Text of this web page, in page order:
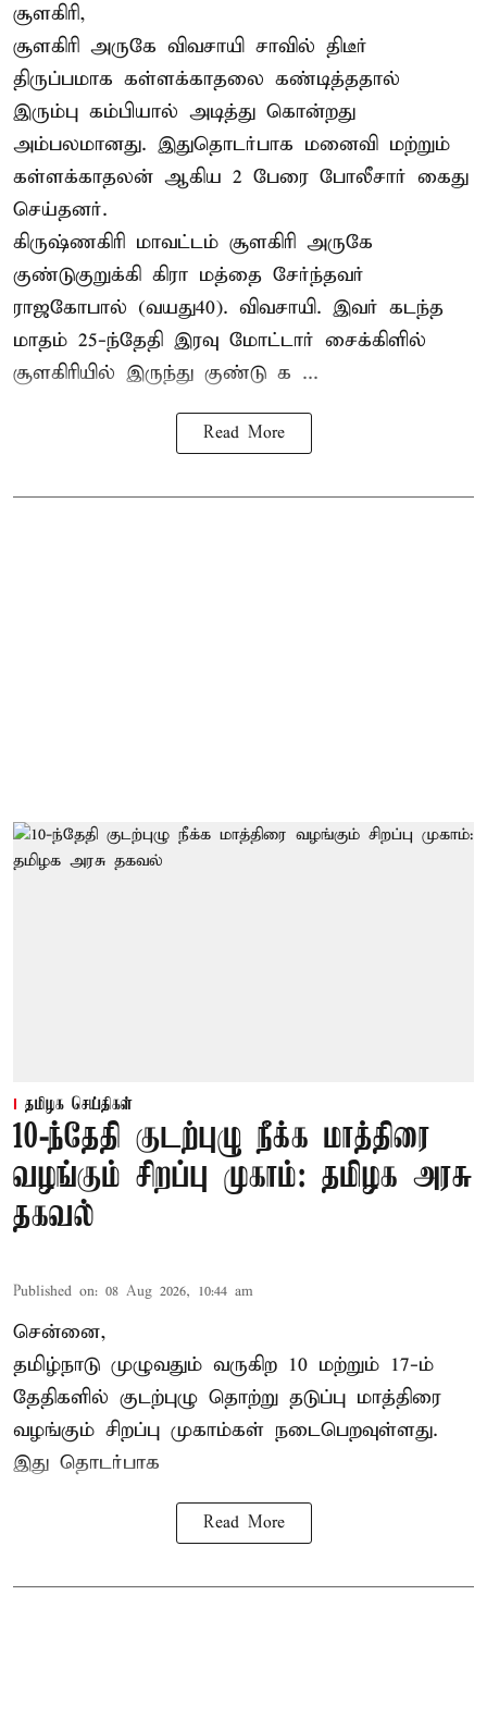
சூளகிரி,
சூளகிரி அருகே விவசாயி சாவில் திடீர்
திருப்பமாக கள்ளக்காதலை கண்டித்ததால்
இரும்பு கம்பியால் அடித்து கொன்றது
அம்பலமானது. இதுதொடர்பாக மனைவி மற்றும்
கள்ளக்காதலன் ஆகிய 2 பேரை போலீசார் கைது
செய்தனர்.
கிருஷ்ணகிரி மாவட்டம் சூளகிரி அருகே
குண்டுகுறுக்கி கிரா மத்தை சேர்ந்தவர்
ராஜகோபால் (வயது40). விவசாயி. இவர் கடந்த
மாதம் 25-ந்தேதி இரவு மோட்டார் சைக்கிளில்
சூளகிரியில் இருந்து குண்டு க ...
Read More
தமிழக செய்திகள்
10-ந்தேதி குடற்புழு நீக்க மாத்திரை
வழங்கும் சிறப்பு முகாம்: தமிழக அரசு
தகவல்
Published on: 08 Aug 2026, 10:44 am
சென்னை,
தமிழ்நாடு முழுவதும் வருகிற 10 மற்றும் 17-ம்
தேதிகளில் குடற்புழு தொற்று தடுப்பு மாத்திரை
வழங்கும் சிறப்பு முகாம்கள் நடைபெறவுள்ளது.
இது தொடர்பாக
Read More